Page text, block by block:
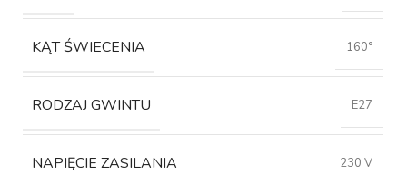
KĄT ŚWIECENIA 160°
RODZAJ GWINTU E27
NAPIĘCIE ZASILANIA 230 V